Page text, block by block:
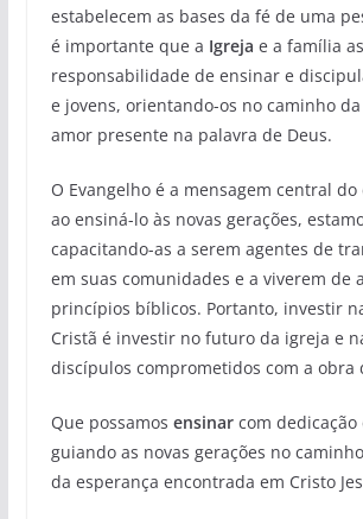
estabelecem as bases da fé de uma
é importante que a Igreja e a família
responsabilidade de ensinar e
e jovens, orientando-os no caminho
amor presente na palavra de Deus.
O Evangelho é a mensagem central
ao ensiná-lo às novas gerações,
capacitando-as a serem agentes de
em suas comunidades e a viverem de
princípios bíblicos. Portanto, investir
Cristã é investir no futuro da igreja e
discípulos comprometidos com a obra
Que possamos ensinarcom dedicação
guiando as novas gerações no
da esperança encontrada em Cristo